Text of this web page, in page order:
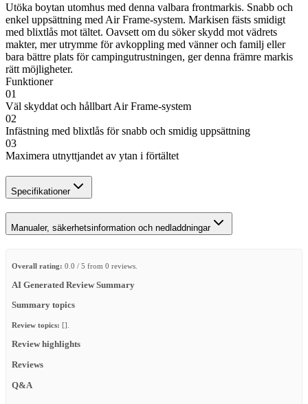
Utöka boytan utomhus med denna valbara frontmarkis. Snabb och
enkel uppsättning med Air Frame-system. Markisen fästs smidigt
med blixtlås mot tältet. Oavsett om du söker skydd mot vädrets
makter, mer utrymme för avkoppling med vänner och familj eller
bara bättre plats för campingutrustningen, ger denna främre markis
rätt möjligheter.
Funktioner
01
Väl skyddat och hållbart Air Frame-system
02
Infästning med blixtlås för snabb och smidig uppsättning
03
Maximera utnyttjandet av ytan i förtältet
Specifikationer
Manualer, säkerhetsinformation och nedladdningar
Overall rating: 0.0 / 5 from 0 reviews.
AI Generated Review Summary
Summary topics
Review topics: [].
Review highlights
Reviews
Q&A